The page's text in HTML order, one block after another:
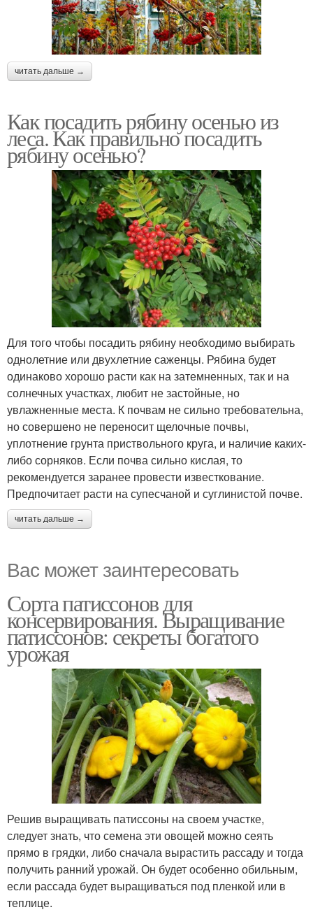
читать дальше →
Как посадить рябину осенью из
леса. Как правильно посадить
рябину осенью?
Для того чтобы посадить рябину необходимо выбирать
однолетние или двухлетние саженцы. Рябина будет
одинаково хорошо расти как на затемненных, так и на
солнечных участках, любит не застойные, но
увлажненные места. К почвам не сильно требовательна,
но совершено не переносит щелочные почвы,
уплотнение грунта приствольного круга, и наличие каких-
либо сорняков. Если почва сильно кислая, то
рекомендуется заранее провести известкование.
Предпочитает расти на супесчаной и суглинистой почве.
читать дальше →
Вас может заинтересовать
Сорта патиссонов для
консервирования. Выращивание
патиссонов: секреты богатого
урожая
Решив выращивать патиссоны на своем участке,
следует знать, что семена эти овощей можно сеять
прямо в грядки, либо сначала вырастить рассаду и тогда
получить ранний урожай. Он будет особенно обильным,
если рассада будет выращиваться под пленкой или в
теплице.